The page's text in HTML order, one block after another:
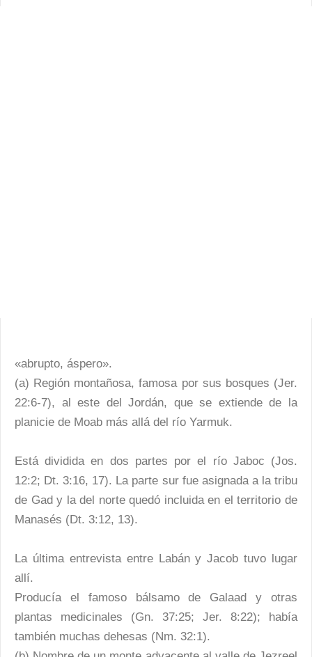
«abrupto, áspero».
(a) Región montañosa, famosa por sus bosques (Jer.
22:6-7), al este del Jordán, que se extiende de la
planicie de Moab más allá del río Yarmuk.
Está dividida en dos partes por el río Jaboc (Jos.
12:2; Dt. 3:16, 17). La parte sur fue asignada a la tribu
de Gad y la del norte quedó incluida en el territorio de
Manasés (Dt. 3:12, 13).
La última entrevista entre Labán y Jacob tuvo lugar
allí.
Producía el famoso bálsamo de Galaad y otras
plantas medicinales (Gn. 37:25; Jer. 8:22); había
también muchas dehesas (Nm. 32:1).